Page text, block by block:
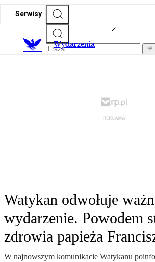
Serwisy
Wydarzenia
Watykan odwołuje
wydarzenie. Powodem
zdrowia papieża
W najnowszym komunikacie Watykanu